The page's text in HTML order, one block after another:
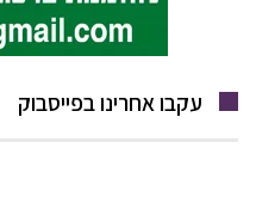
עקבו אחרינו בפייסבוק